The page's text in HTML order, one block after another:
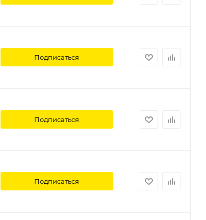
Подписаться
Подписаться
Подписаться